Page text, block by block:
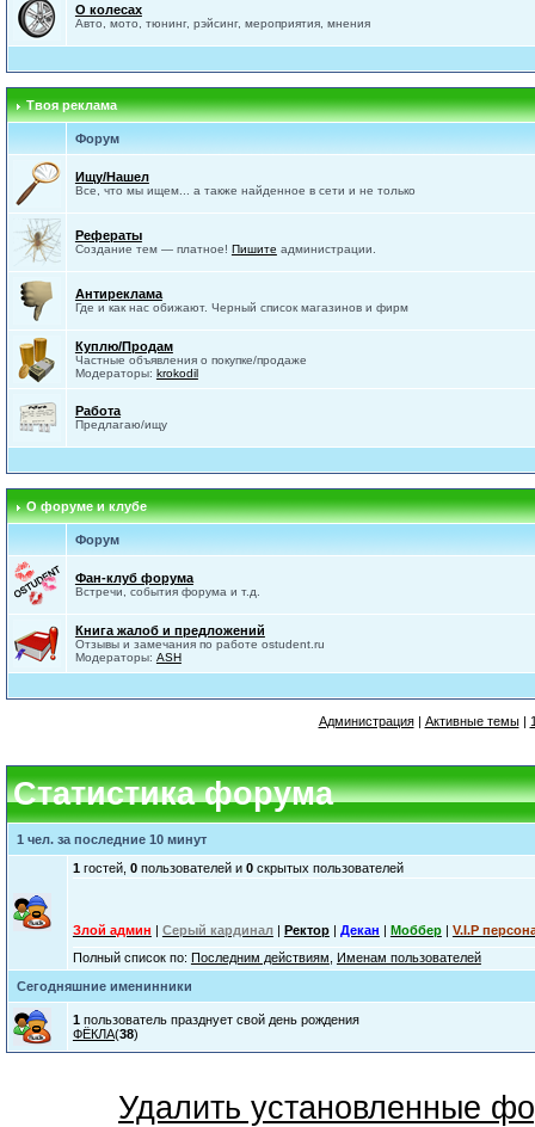
О колесах
Авто, мото, тюнинг, рэйсинг, мероприятия, мнения
Твоя реклама
Форум
Ищу/Нашел
Все, что мы ищем... а также найденное в сети и не только
Рефераты
Создание тем — платное! Пишите администрации.
Антиреклама
Где и как нас обижают. Черный список магазинов и фирм
Куплю/Продам
Частные объявления о покупке/продаже
Модераторы: krokodil
Работа
Предлагаю/ищу
О форуме и клубе
Форум
Фан-клуб форума
Встречи, события форума и т.д.
Книга жалоб и предложений
Отзывы и замечания по работе ostudent.ru
Модераторы: ASH
Администрация| Активные темы|
Статистика форума
1 чел. за последние 10 минут
1гостей, 0пользователей и 0скрытых пользователей
Злой админ | Серый кардинал| Ректор| Декан | Моббер| V.I.P
Полный список по: Последним действиям Именам пользователей
Сегодняшние именинники
1пользователь празднует свой день рождения
ФЁКЛА(38)
Удалить установленные